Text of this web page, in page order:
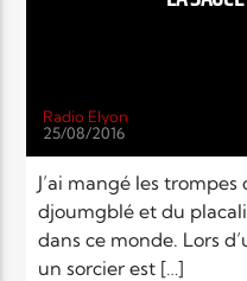
Radio Elyon
Elyon Rhema
Radio Elyon
25/08/2016
J’ai mangé les
djoumgblé et du
dans ce monde. Lors
un sorcier est […]